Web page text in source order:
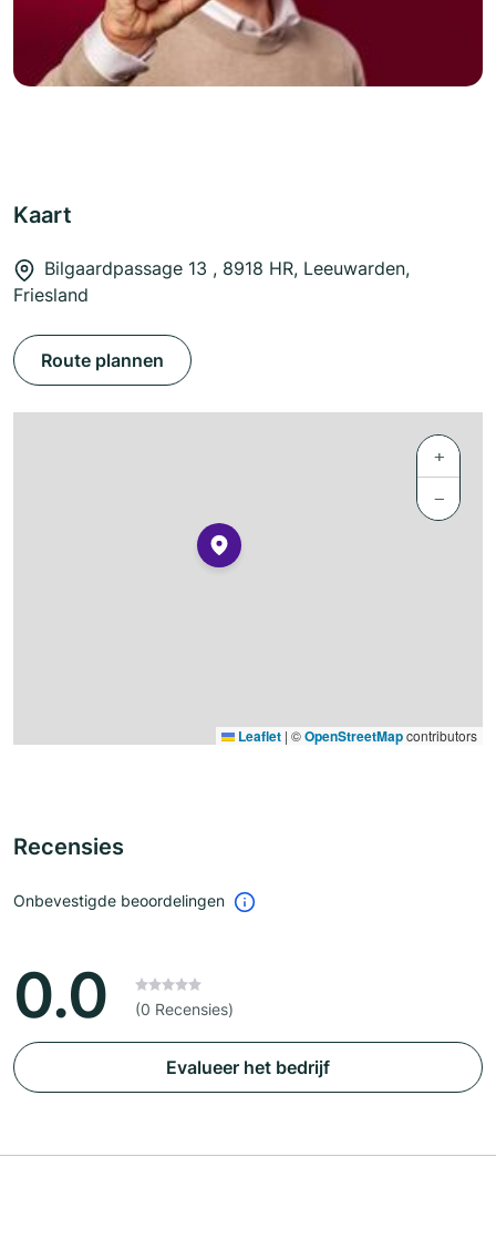
Kaart
Bilgaardpassage 13 , 8918 HR, Leeuwarden,
Friesland
Route plannen
+
−
Leaflet | ©OpenStreetMapcontributors
Recensies
Onbevestigde beoordelingen
0.0 (0 Recensies)
Evalueer het bedrijf